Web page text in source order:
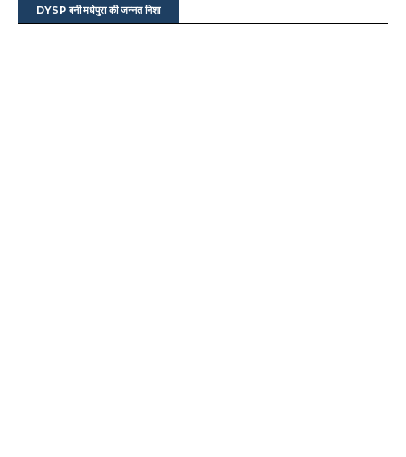
DYSP बनी मधेपुरा की जन्नत निशा